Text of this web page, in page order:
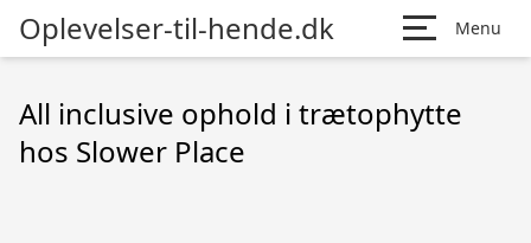
Oplevelser-til-hende.dk Menu
All inclusive ophold i trætophytte
hos Slower Place